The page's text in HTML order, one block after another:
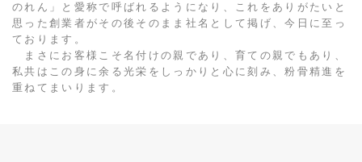
のれん」と愛称で呼ばれるようになり、これをありがたいと
思った創業者がその後そのまま社名として掲げ、今日に至っ
ております。
まさにお客様こそ名付けの親であり、育ての親でもあり、
私共はこの身に余る光栄をしっかりと心に刻み、粉骨精進を
重ねてまいります。